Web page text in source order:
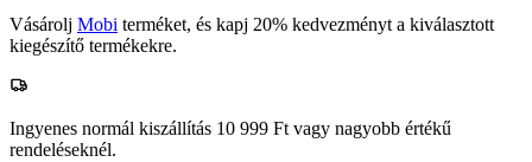
Vásárolj Mobi terméket, és kapj 20% kedvezményt a kiválasztott
kiegészítő termékekre.
Ingyenes normál kiszállítás 10 999 Ft vagy nagyobb értékű
rendeléseknél.